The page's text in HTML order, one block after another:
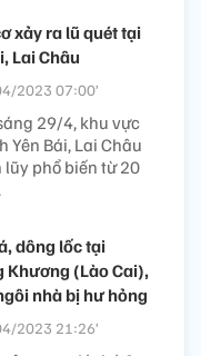
xảy ra lũ quét tại
Lai Châu
2023 07:00’
29/4, khu vực
Yên Bái, Lai Châu
phổ biến từ 20
dông lốc tại
Khương (Lào Cai),
nhà bị hư hỏng
2023 21:26’